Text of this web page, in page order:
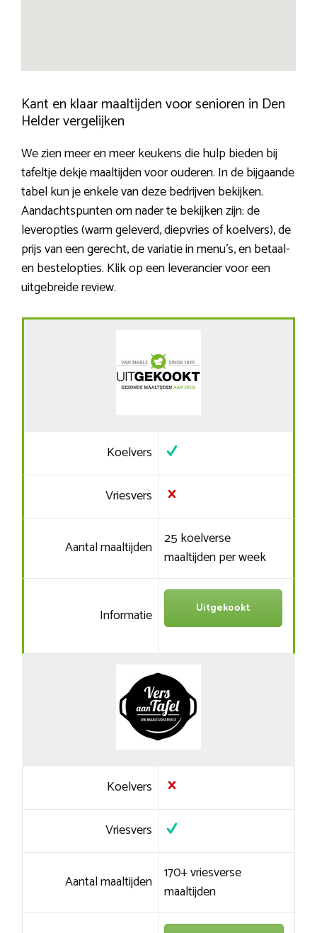
Kant en klaar maaltijden voor senioren in Den
Helder vergelijken
We zien meer en meer keukens die hulp bieden bij
tafeltje dekje maaltijden voor ouderen. In de bijgaande
tabel kun je enkele van deze bedrijven bekijken.
Aandachtspunten om nader te bekijken zijn: de
leveropties (warm geleverd, diepvries of koelvers), de
prijs van een gerecht, de variatie in menu’s, en betaal-
en bestelopties. Klik op een leverancier voor een
uitgebreide review.
Koelvers
Vriesvers
Aantal maaltijden 25 koelverse
maaltijden per week
Informatie Uitgekookt
Koelvers
Vriesvers
Aantal maaltijden 170+ vriesverse
maaltijden